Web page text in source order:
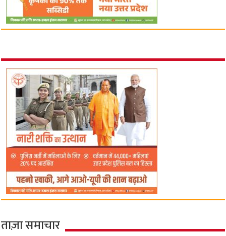
ताज़ा समाचार